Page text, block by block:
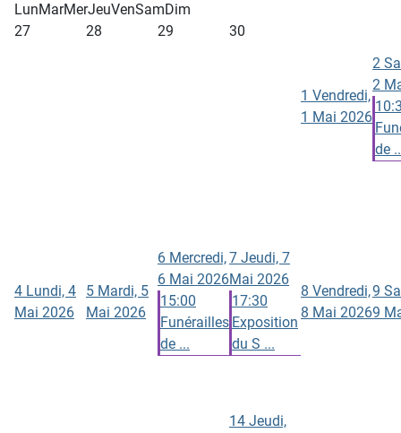
LunMarMerJeuVenSamDim
27
28 29 30
1 Vendredi,
1 Mai 2026
2
2
de
4 Lundi, 4
Mai 2026
5 Mardi, 5
Mai 2026
6 Mercredi,
6 Mai 2026
15:00
Funérailles
de ...
7 Jeudi, 7
Mai 2026
17:30
Exposition
du S ...
8 Vendredi,
8 Mai 2026
9
9
14 Jeudi,